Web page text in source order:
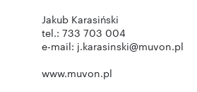
Jakub Karasiński
tel.: 733 703 004
e-mail: j.karasinski@muvon.pl
www.muvon.pl